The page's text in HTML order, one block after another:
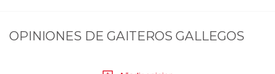
OPINIONES DE GAITEROS GALLEGOS